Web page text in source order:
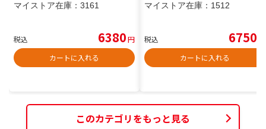
マイストア在庫： 3161
税込 6380円
カートに入れる
マイストア在庫： 1512
税込 6750
カートに入れる
このカテゴリをもっと見る